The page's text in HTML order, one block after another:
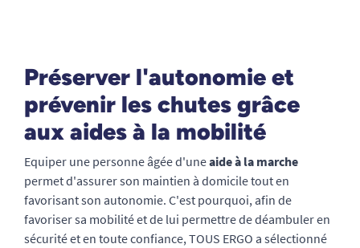
Préserver l'autonomie et
prévenir les chutes grâce
aux aides à la mobilité
Equiper une personne âgée d'uneaide à la marche
permet d'assurer son maintien à domicile tout en
favorisant son autonomie. C'est pourquoi, afin de
favoriser sa mobilité et de lui permettre de déambuler en
sécurité et en toute confiance, TOUS ERGO a sélectionné